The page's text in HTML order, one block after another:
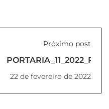
Próximo post
22 de fevereiro de 2022